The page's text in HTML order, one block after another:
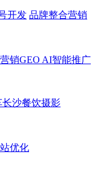
开发 品牌整合营销
销GEO AI智能推广
长沙餐饮摄影
优化